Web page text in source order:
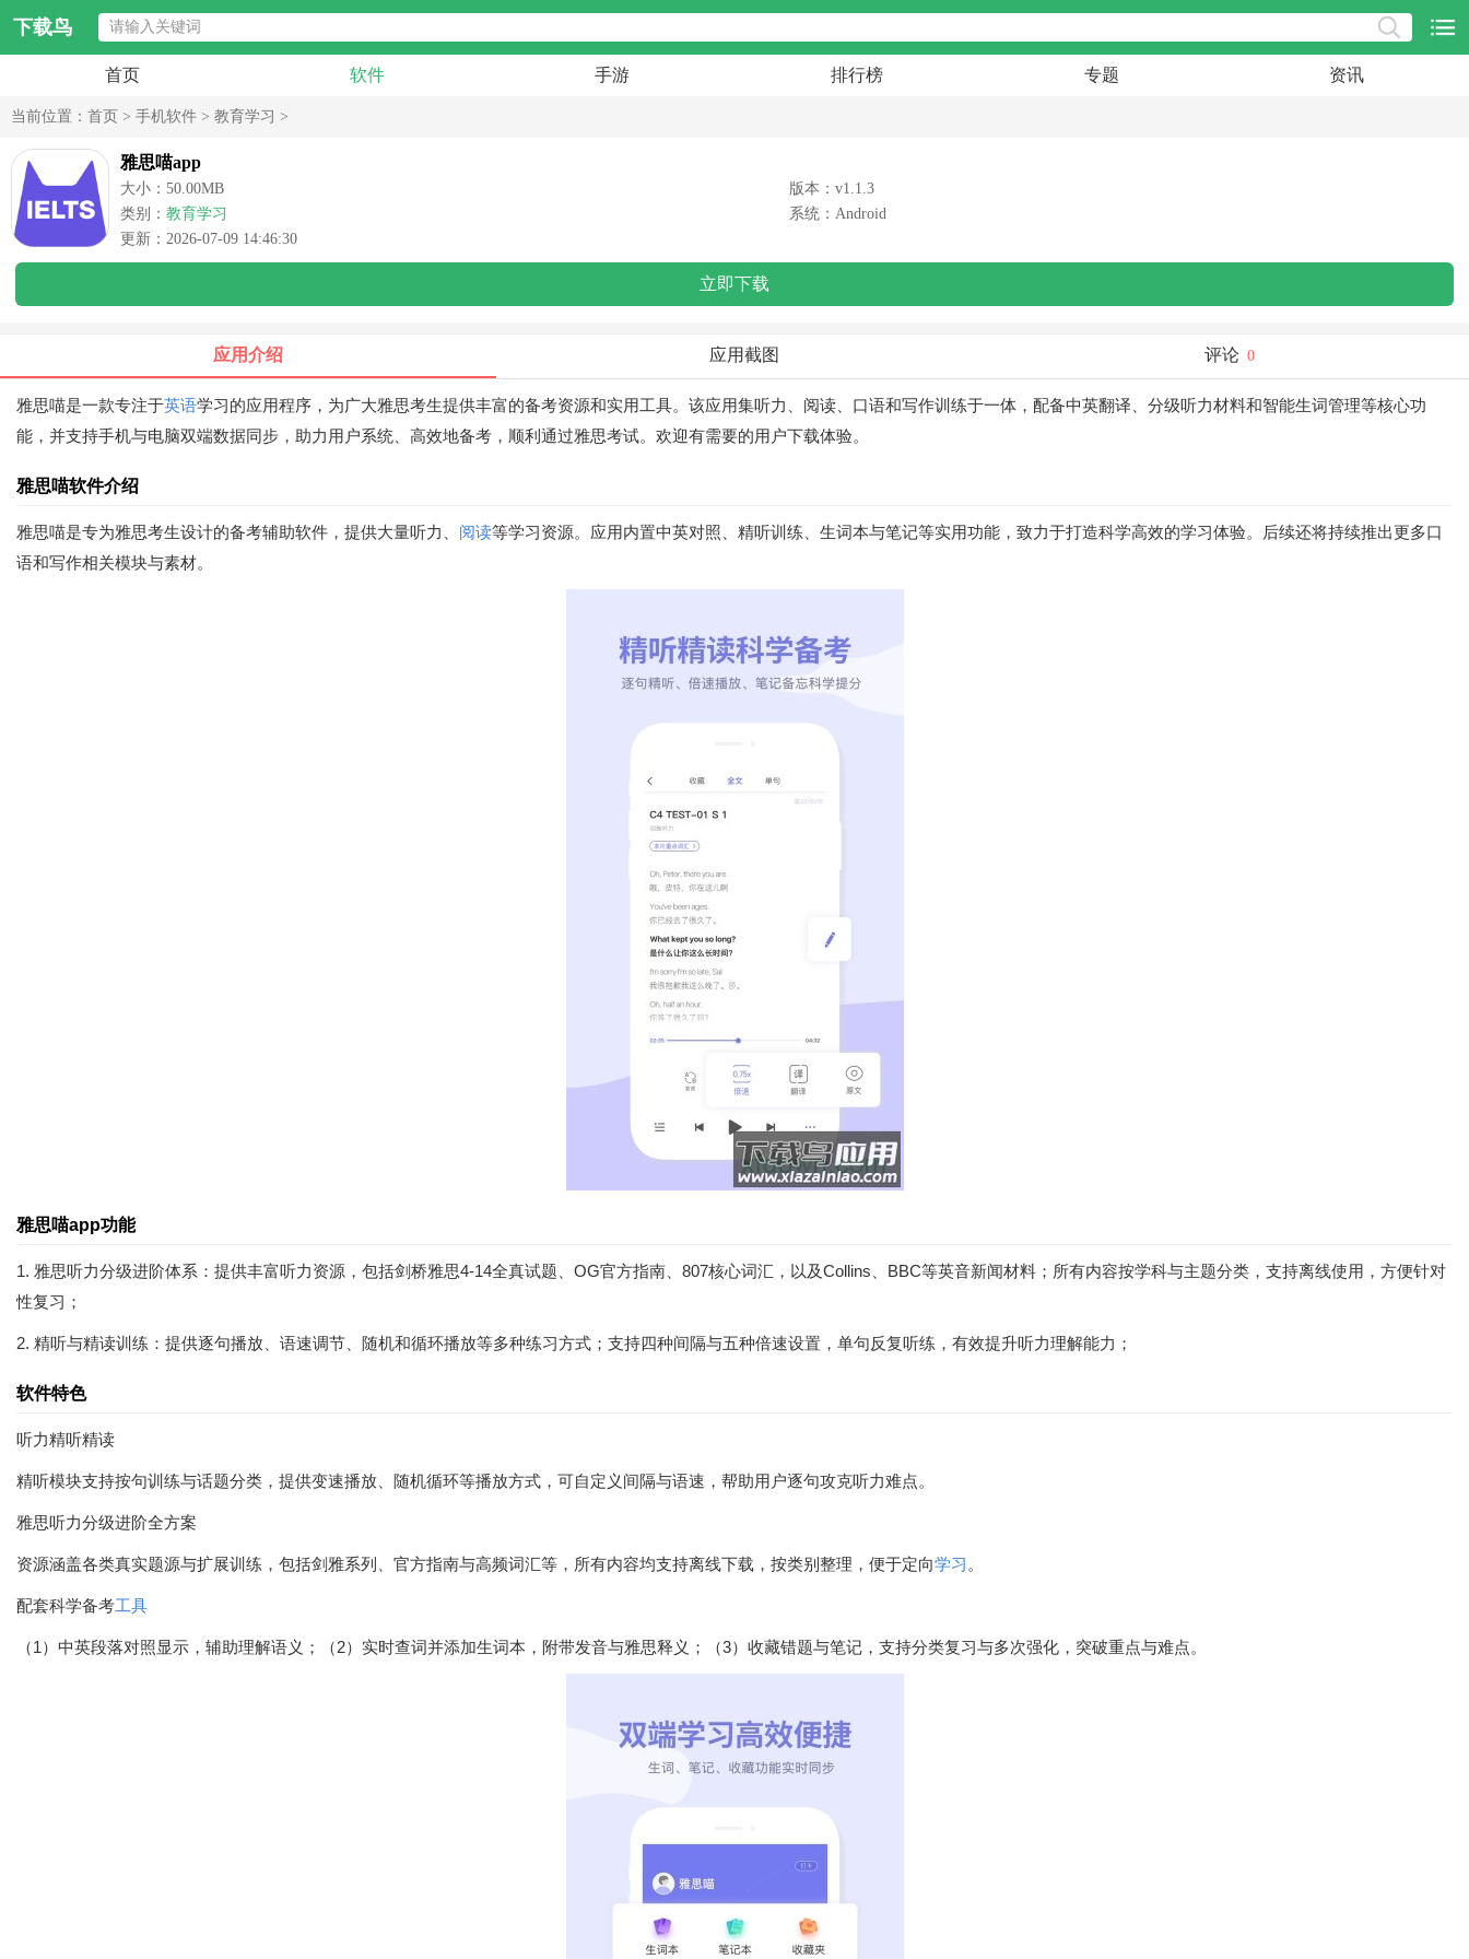
下载鸟
首页 软件 手游 排行榜 专题 资讯
当前位置： 首页 > 手机软件 > 教育学习 >
雅思喵app
大小：50.00MB
版本：v1.1.3
类别： 教育学习
系统：Android
更新：2026-07-09 14:46:30
立即下载
应用介绍 应用截图 评论 0
雅思喵是一款专注于英语学习的应用程序，为广大雅思考生提供丰富的备考资源和实用工具。该应用集听力、阅读、口语和写作训练于一体，配备中英翻译、分级听力材料和智能生词管理等核心功
能，并支持手机与电脑双端数据同步，助力用户系统、高效地备考，顺利通过雅思考试。欢迎有需要的用户下载体验。
雅思喵软件介绍
雅思喵是专为雅思考生设计的备考辅助软件，提供大量听力、 阅读等学习资源。应用内置中英对照、精听训练、生词本与笔记等实用功能，致力于打造科学高效的学习体验。后续还将持续推出更多口
语和写作相关模块与素材。
雅思喵app功能
1. 雅思听力分级进阶体系：提供丰富听力资源，包括剑桥雅思4-14全真试题、OG官方指南、807核心词汇，以及Collins、BBC等英音新闻材料；所有内容按学科与主题分类，支持离线使用，方便针对
性复习；
2. 精听与精读训练：提供逐句播放、语速调节、随机和循环播放等多种练习方式；支持四种间隔与五种倍速设置，单句反复听练，有效提升听力理解能力；
软件特色
听力精听精读
精听模块支持按句训练与话题分类，提供变速播放、随机循环等播放方式，可自定义间隔与语速，帮助用户逐句攻克听力难点。
雅思听力分级进阶全方案
资源涵盖各类真实题源与扩展训练，包括剑雅系列、官方指南与高频词汇等，所有内容均支持离线下载，按类别整理，便于定向学习 。
配套科学备考工具
（1）中英段落对照显示，辅助理解语义；（2）实时查词并添加生词本，附带发音与雅思释义；（3）收藏错题与笔记，支持分类复习与多次强化，突破重点与难点。